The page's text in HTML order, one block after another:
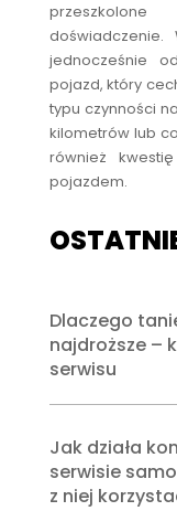
jednocześnie
pojazd, który
typu czynności
kilometrów lub
również
pojazdem.
Dlaczego
najdroższe –
serwisu
Jak działa
serwisie
z niej